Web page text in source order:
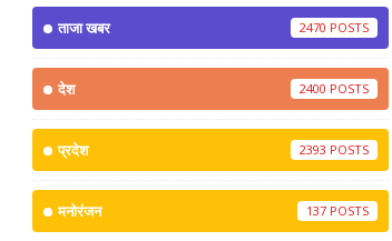
ताजा खबर 2470
देश 2400
प्रदेश 2393
मनोरंजन 137